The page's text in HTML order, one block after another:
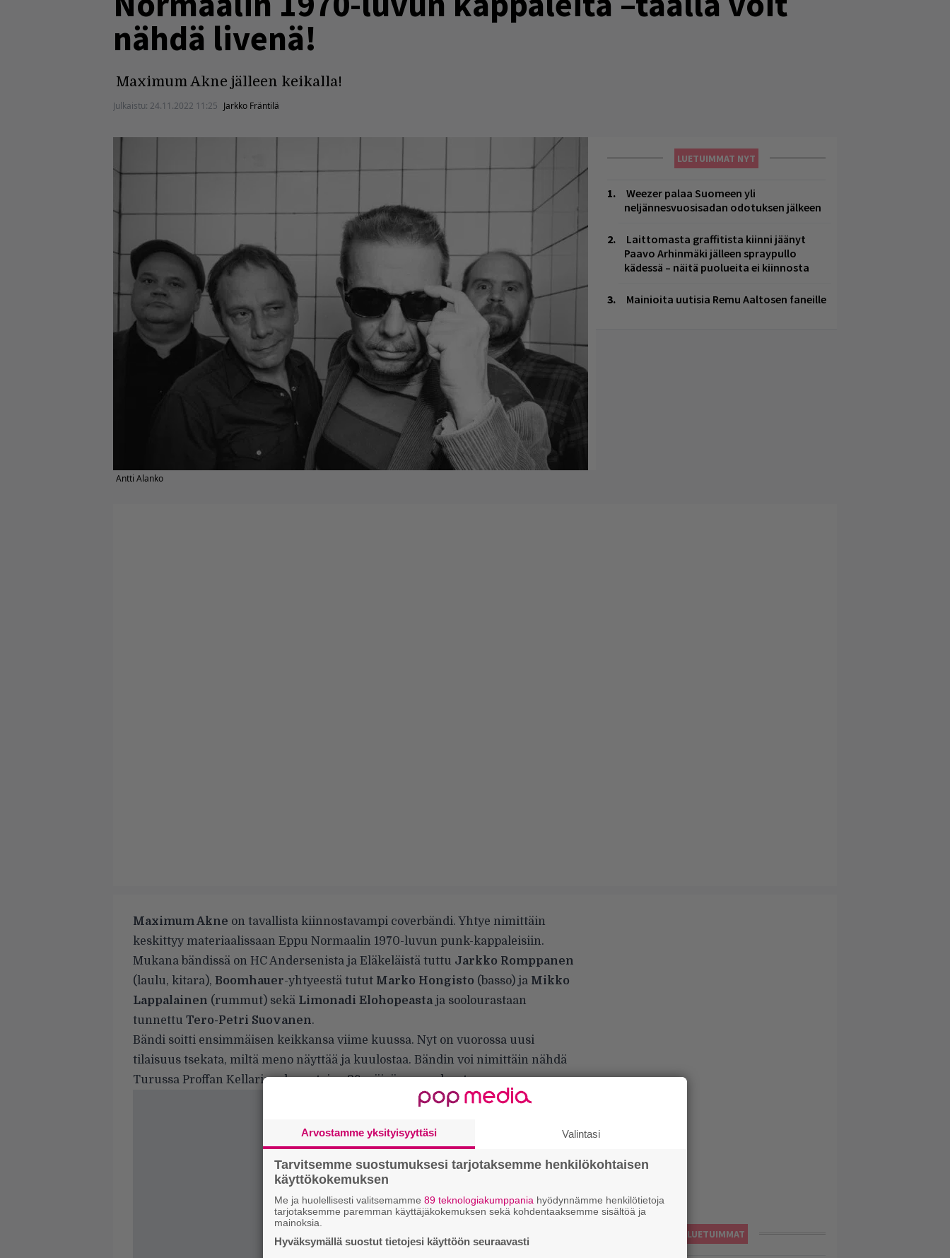
nähdä livenä!
Maximum Akne jälleen keikalla!
Julkaistu: 24.11.2022 11:25 Jarkko Fräntilä
Antti Alanko
LUETUIMMAT NYT
Weezer palaa Suomeen yli
neljännesvuosisadan odotuksen jälkeen
Laittomasta graffitista kiinni jäänyt
Paavo Arhinmäki jälleen spraypullo
kädessä – näitä puolueita ei kiinnosta
Mainioita uutisia Remu Aaltosen faneille
Maximum Akne on tavallista kiinnostavampi coverbändi. Yhtye nimittäin
keskittyy materiaalissaan Eppu Normaalin 1970-luvun punk-kappaleisiin.
Mukana bändissä on HC Andersenista ja Eläkeläistä tuttu Jarkko Romppanen
(laulu, kitara), Boomhauer-yhtyeestä tutut Marko Hongisto (basso) ja Mikko
Lappalainen (rummut) sekä Limonadi Elohopeastaja soolourastaan
tunnettu Tero-Petri Suovanen.
Bändi soitti ensimmäisen keikkansa viime kuussa. Nyt on vuorossa uusi
tilaisuus tsekata, miltä meno näyttää ja kuulostaa. Bändin voi nimittäin nähdä
Turussa Proffan Kellarissa lauantaina 26. päivä marraskuuta.
LUETUIMMAT
Arvostamme yksityisyyttäsi Valintasi
Tarvitsemme suostumuksesi tarjotaksemme henkilökohtaisen
käyttökokemuksen
Me ja huolellisesti valitsemamme 89 teknologiakumppania hyödynnämme henkilötietoja
tarjotaksemme paremman käyttäjäkokemuksen sekä kohdentaaksemme sisältöä ja
mainoksia.
Hyväksymällä suostut tietojesi käyttöön seuraavasti